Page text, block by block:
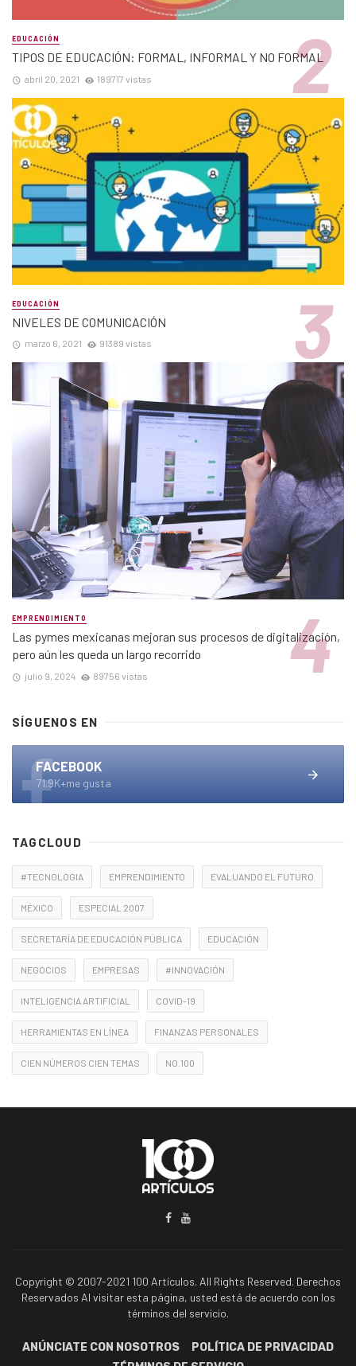
EDUCACIÓN
TIPOS DE EDUCACIÓN: FORMAL, INFORMAL Y NO FORMAL
abril 20, 2021 189717 vistas
EDUCACIÓN
NIVELES DE COMUNICACIÓN
marzo 6, 2021 91389 vistas
EMPRENDIMIENTO
Las pymes mexicanas mejoran sus procesos de digitalización,
pero aún les queda un largo recorrido
julio 9, 2024 89756 vistas
SÍGUENOS EN
FACEBOOK
71.9K+me gusta
TAGCLOUD
#TECNOLOGIA EMPRENDIMIENTO EVALUANDO EL FUTURO
MÉXICO ESPECIAL 2007
SECRETARÍA DE EDUCACIÓN PÚBLICA EDUCACIÓN
NEGOCIOS EMPRESAS #INNOVACIÓN
INTELIGENCIA ARTIFICIAL COVID-19
HERRAMIENTAS EN LÍNEA FINANZAS PERSONALES
CIEN NÚMEROS CIEN TEMAS NO.100
Copyright © 2007-2021 100 Artículos. All Rights Reserved. Derechos
Reservados Al visitar esta página, usted está de acuerdo con los
términos del servicio.
ANÚNCIATE CON NOSOTROS
POLÍTICA DE PRIVACIDAD